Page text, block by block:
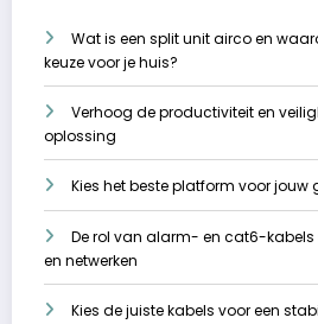
Wat is een split unit airco en
keuze voor je huis?
Verhoog de productiviteit en
oplossing
Kies het beste platform voor jouw
De rol van alarm- en cat6-
en netwerken
Kies de juiste kabels voor een